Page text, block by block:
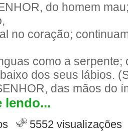
do homem
no coração;
como a serpente;
dos seus lábios.
das mãos do
lendo...
5552 visualizações